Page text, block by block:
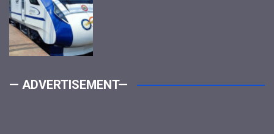
— ADVERTISEMENT—